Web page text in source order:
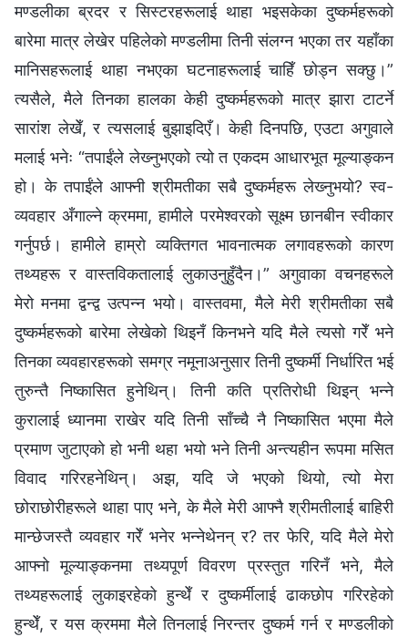
मण्डलीका ब्रदर र सिस्टरहरूलाई थाहा भइसकेका दुष्कर्महरूको
बारेमा मात्र लेखेर पहिलेको मण्डलीमा तिनी संलग्‍न भएका तर यहाँका
मानिसहरूलाई थाहा नभएका घटनाहरूलाई चाहिँ छोड्न सक्छु।”
त्यसैले, मैले तिनका हालका केही दुष्कर्महरूको मात्र झारा टाटर्ने
सारांश लेखेँ, र त्यसलाई बुझाइदिएँ। केही दिनपछि, एउटा अगुवाले
मलाई भनेः “तपाईंले लेख्‍नुभएको त्यो त एकदम आधारभूत मूल्याङ्कन
हो। के तपाईंले आफ्नी श्रीमतीका सबै दुष्कर्महरू लेख्‍नुभयो? स्व-
व्यवहार अँगाल्‍ने क्रममा, हामीले परमेश्‍वरको सूक्ष्म छानबीन स्वीकार
गर्नुपर्छ। हामीले हाम्रो व्यक्तिगत भावनात्मक लगावहरूको कारण
तथ्यहरू र वास्तविकतालाई लुकाउनुहुँदैन।” अगुवाका वचनहरूले
मेरो मनमा द्वन्द्व उत्पन्‍न भयो। वास्तवमा, मैले मेरी श्रीमतीका सबै
दुष्कर्महरूको बारेमा लेखेको थिइनँ किनभने यदि मैले त्यसो गरेँ भने
तिनका व्यवहारहरूको समग्र नमूनाअनुसार तिनी दुष्कर्मी निर्धारित भई
तुरुन्तै निष्कासित हुनेथिन्। तिनी कति प्रतिरोधी थिइन् भन्‍ने
कुरालाई ध्यानमा राखेर यदि तिनी साँच्‍चै नै निष्कासित भएमा मैले
प्रमाण जुटाएको हो भनी थहा भयो भने तिनी अन्त्यहीन रूपमा मसित
विवाद गरिरहनेथिन्। अझ, यदि जे भएको थियो, त्यो मेरा
छोराछोरीहरूले थाहा पाए भने, के मैले मेरी आफ्नै श्रीमतीलाई बाहिरी
मान्छेजस्तै व्यवहार गरेँ भनेर भन्‍नेथेनन् र? तर फेरि, यदि मैले मेरो
आफ्नो मूल्याङ्कनमा तथ्यपूर्ण विवरण प्रस्तुत गरिनँ भने, मैले
तथ्यहरूलाई लुकाइरहेको हुन्थेँ र दुष्कर्मीलाई ढाकछोप गरिरहेको
हुन्थेँ, र यस क्रममा मैले तिनलाई निरन्तर दुष्कर्म गर्न र मण्डलीको